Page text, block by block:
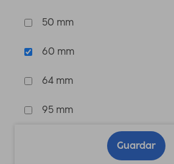
50 mm
60 mm
64 mm
95 mm
Guardar